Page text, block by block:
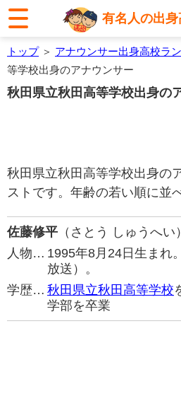
有名人の出
トップ＞ アナウンサー出身高校ラ
等学校出身のアナウンサー
秋田県立秋田高等学校出身の
秋田県立秋田高等学校出身の
ストです。年齢の若い順に並
佐藤修平 （さとう しゅうへい）
人物… 1995年8月24日生まれ
放送）。
学歴… 秋田県立秋田高等学校
学部を卒業